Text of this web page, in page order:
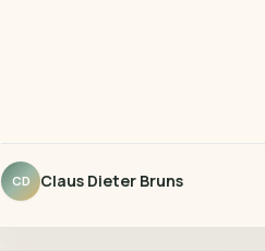
CD Claus Dieter Bruns